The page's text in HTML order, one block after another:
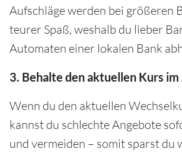
Aufschläge werden bei größeren
teurer Spaß, weshalb du lieber
Automaten einer lokalen Bank
3. Behalte den aktuellen Kurs im
Wenn du den aktuellen
kannst du schlechte Angebote
und vermeiden – somit sparst du